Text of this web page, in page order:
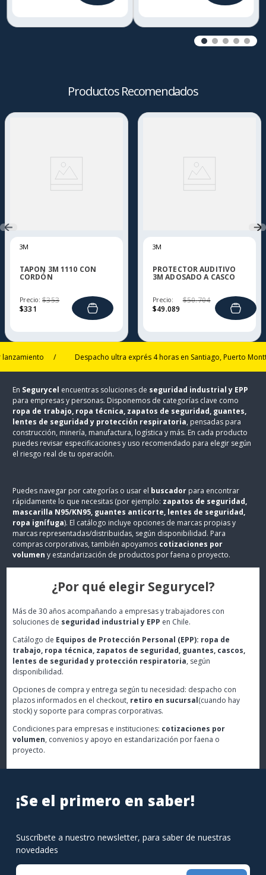
Productos Recomendados
3M
TAPON 3M 1110 CON
CORDÓN
Precio:
$331
$353
3M
PROTECTOR AUDITIVO
3M ADOSADO A CASCO
Precio:
$49.089
$50.704
/ Despacho ultra exprés 4 horas en Santiago, Puerto Montt y
En Segurycel encuentras soluciones de seguridad industrial y EPP
para empresas y personas. Disponemos de categorías clave como
ropa de trabajo, ropa técnica, zapatos de seguridad, guantes,
lentes de seguridad y protección respiratoria, pensadas para
construcción, minería, manufactura, logística y más. En cada producto
puedes revisar especificaciones y uso recomendado para elegir según
el riesgo real de tu operación.
Puedes navegar por categorías o usar el buscador para encontrar
rápidamente lo que necesitas (por ejemplo: zapatos de seguridad,
mascarilla N95/KN95, guantes anticorte, lentes de seguridad,
ropa ignífuga). El catálogo incluye opciones de marcas propias y
marcas representadas/distribuidas, según disponibilidad. Para
compras corporativas, también apoyamos cotizaciones por
volumen y estandarización de productos por faena o proyecto.
¿Por qué elegir Segurycel?
Más de 30 años acompañando a empresas y trabajadores con
soluciones de seguridad industrial y EPP en Chile.
Catálogo de Equipos de Protección Personal (EPP): ropa de
trabajo, ropa técnica, zapatos de seguridad, guantes, cascos,
lentes de seguridad y protección respiratoria, según
disponibilidad.
Opciones de compra y entrega según tu necesidad: despacho con
plazos informados en el checkout, retiro en sucursal(cuando hay
stock) y soporte para compras corporativas.
Condiciones para empresas e instituciones: cotizaciones por
volumen, convenios y apoyo en estandarización por faena o
proyecto.
¡Se el primero en saber!
Suscríbete a nuestro newsletter, para saber de nuestras
novedades